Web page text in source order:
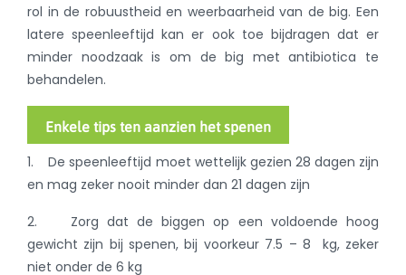
rol in de robuustheid en weerbaarheid van de big. Een
latere speenleeftijd kan er ook toe bijdragen dat er
minder noodzaak is om de big met antibiotica te
behandelen.
Enkele tips ten aanzien het spenen
1. De speenleeftijd moet wettelijk gezien 28 dagen zijn
en mag zeker nooit minder dan 21 dagen zijn
2. Zorg dat de biggen op een voldoende hoog
gewicht zijn bij spenen, bij voorkeur 7.5 – 8 kg, zeker
niet onder de 6 kg